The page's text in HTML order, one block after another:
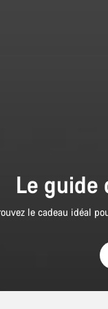
Le guide
le cadeau idéal